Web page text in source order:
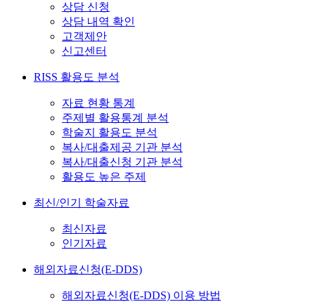
상담 신청
상담 내역 확인
고객제안
신고센터
RISS 활용도 분석
자료 현황 통계
주제별 활용통계 분석
학술지 활용도 분석
복사/대출제공 기관 분석
복사/대출신청 기관 분석
활용도 높은 주제
최신/인기 학술자료
최신자료
인기자료
해외자료신청(E-DDS)
해외자료신청(E-DDS) 이용 방법